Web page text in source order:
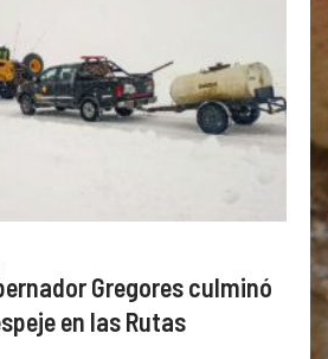
Gregores culminó
en las Rutas